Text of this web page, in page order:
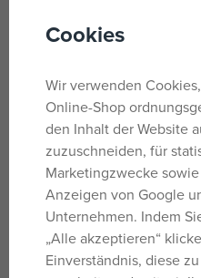
seine Seitenflossen und
und das Mantarochen-
SOBASIS MIT ZUBEHÖR
– Das Hai-Modell hat eine
einer Krabbe, der Seeteufel
Meerespflanzen und der
Muschel
GESCHENKTIPP FÜR
LEGO® Creator 3-in-1-
tolles Geburtstags- oder
Cookies
Wir verwenden
Online-Shop
den Inhalt der Website
zuzuschneiden, für
Marketingzwecke
Anzeigen von Google
Unternehmen. Indem
„Alle akzeptieren“
Einverständnis, diese